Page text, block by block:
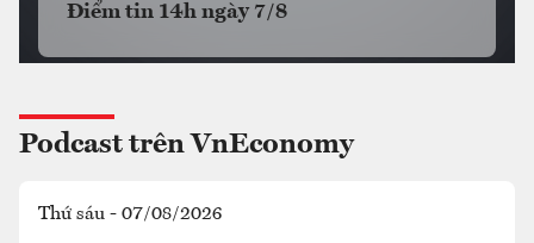
Điểm tin 14h ngày 7/8
Podcast trên VnEconomy
Thứ sáu - 07/08/2026